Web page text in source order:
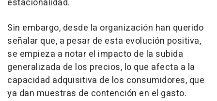
estacionalidad.
Sin embargo, desde la organización han querido
señalar que, a pesar de esta evolución positiva,
se empieza a notar el impacto de la subida
generalizada de los precios, lo que afecta a la
capacidad adquisitiva de los consumidores, que
ya dan muestras de contención en el gasto.